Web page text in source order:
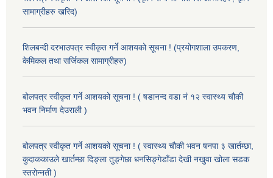
सामाग्रीहरु खरिद)
शिलबन्दी दरभाउपत्र स्वीकृत गर्ने आशयको सूचना ! (प्रयोगशाला उपकरण,
केमिकल तथा सर्जिकल सामाग्रीहरु)
बोलपत्र स्वीकृत गर्ने आशयको सूचना ! ( षडानन्द वडा नं १२ स्वास्थ्य चौकी
भवन निर्माण देउराली )
बोलपत्र स्वीकृत गर्ने आशयको सूचना ! ( स्वास्थ्य चौकी भवन षनपा ३ खार्तम्छा,
कुदाककाउले खार्तम्छा दिङ्ला तुङ्गेछा धनसिङ्गेडाँडा देखी नखुवा खोला सडक
स्तरोन्नती )